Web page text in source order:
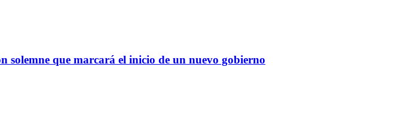
solemne que marcará el inicio de un nuevo gobierno